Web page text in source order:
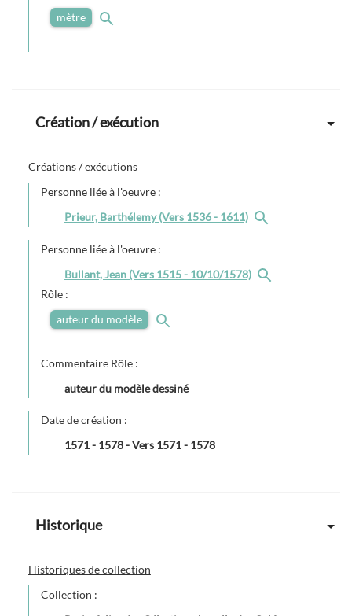
mètre
Création / exécution
Créations / exécutions
Personne liée à l'oeuvre :
Prieur, Barthélemy (Vers 1536 - 1611)
Personne liée à l'oeuvre :
Bullant, Jean (Vers 1515 - 10/10/1578)
Rôle :
auteur du modèle
Commentaire Rôle :
auteur du modèle dessiné
Date de création :
1571- 1578-Vers 1571 - 1578
Historique
Historiques de collection
Collection :